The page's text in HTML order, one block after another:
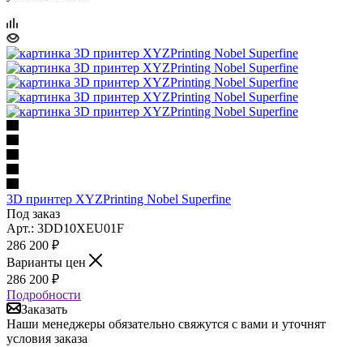
3D принтер XYZPrinting Nobel Superfine
Под заказ
Арт.: 3DD10XEU01F
286 200 ₽
Варианты цен
286 200 ₽
Подробности
Заказать
Наши менеджеры обязательно свяжутся с вами и уточнят
условия заказа